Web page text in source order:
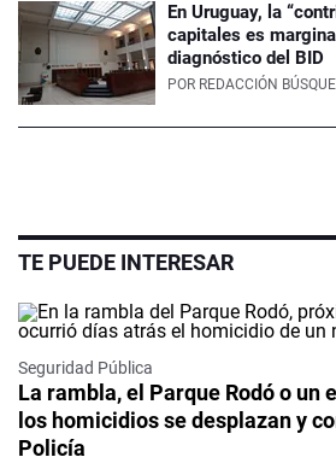
En Uruguay, la
capitales es
diagnóstico del BID
POR REDACCIÓN
TE PUEDE INTERESAR
Seguridad Pública
La rambla, el Parque Rodó o un
los homicidios se desplazan y
Policía